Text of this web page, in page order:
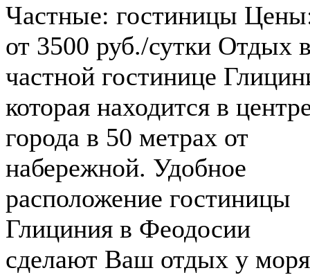
Частные: гостиницы
от 3500 руб./сутки Отдых
частной гостинице
которая находится в
города в 50 метрах от
набережной. Удобное
расположение гостиницы
Глициния в Феодосии
сделают Ваш отдых у